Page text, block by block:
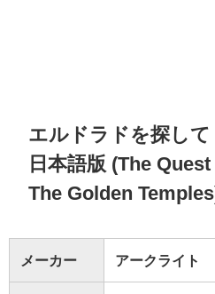
エルドラドを探し
日本語版 (The
The Golden
メーカー アークライト